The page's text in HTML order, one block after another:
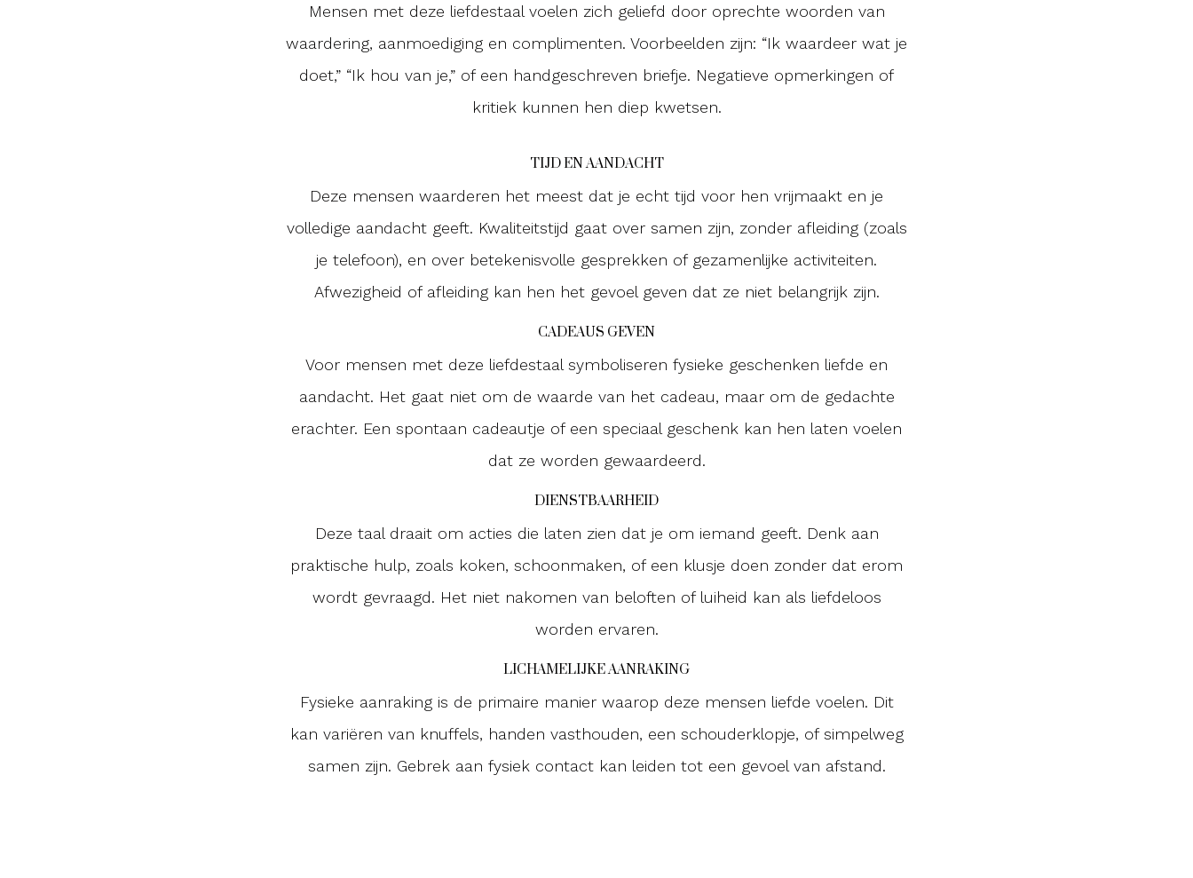
Mensen met deze liefdestaal voelen zich geliefd door oprechte woorden van
waardering, aanmoediging en complimenten. Voorbeelden zijn: “Ik waardeer wat je
doet,” “Ik hou van je,” of een handgeschreven briefje. Negatieve opmerkingen of
kritiek kunnen hen diep kwetsen.
TIJD EN AANDACHT
Deze mensen waarderen het meest dat je echt tijd voor hen vrijmaakt en je
volledige aandacht geeft. Kwaliteitstijd gaat over samen zijn, zonder afleiding (zoals
je telefoon), en over betekenisvolle gesprekken of gezamenlijke activiteiten.
Afwezigheid of afleiding kan hen het gevoel geven dat ze niet belangrijk zijn.
CADEAUS GEVEN
Voor mensen met deze liefdestaal symboliseren fysieke geschenken liefde en
aandacht. Het gaat niet om de waarde van het cadeau, maar om de gedachte
erachter. Een spontaan cadeautje of een speciaal geschenk kan hen laten voelen
dat ze worden gewaardeerd.
DIENSTBAARHEID
Deze taal draait om acties die laten zien dat je om iemand geeft. Denk aan
praktische hulp, zoals koken, schoonmaken, of een klusje doen zonder dat erom
wordt gevraagd. Het niet nakomen van beloften of luiheid kan als liefdeloos
worden ervaren.
LICHAMELIJKE AANRAKING
Fysieke aanraking is de primaire manier waarop deze mensen liefde voelen. Dit
kan variëren van knuffels, handen vasthouden, een schouderklopje, of simpelweg
samen zijn. Gebrek aan fysiek contact kan leiden tot een gevoel van afstand.